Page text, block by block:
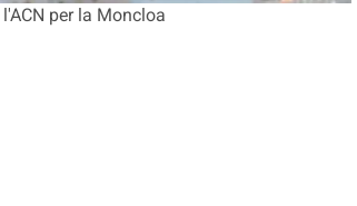
per la Moncloa